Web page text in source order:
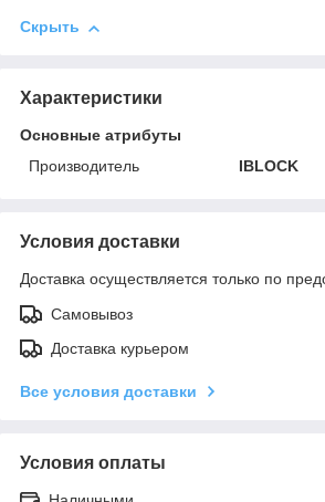
Скрыть
Характеристики
Основные атрибуты
Производитель
IBLOCK
Условия доставки
Доставка осуществляется только по
Самовывоз
Доставка курьером
Все условия доставки
Условия оплаты